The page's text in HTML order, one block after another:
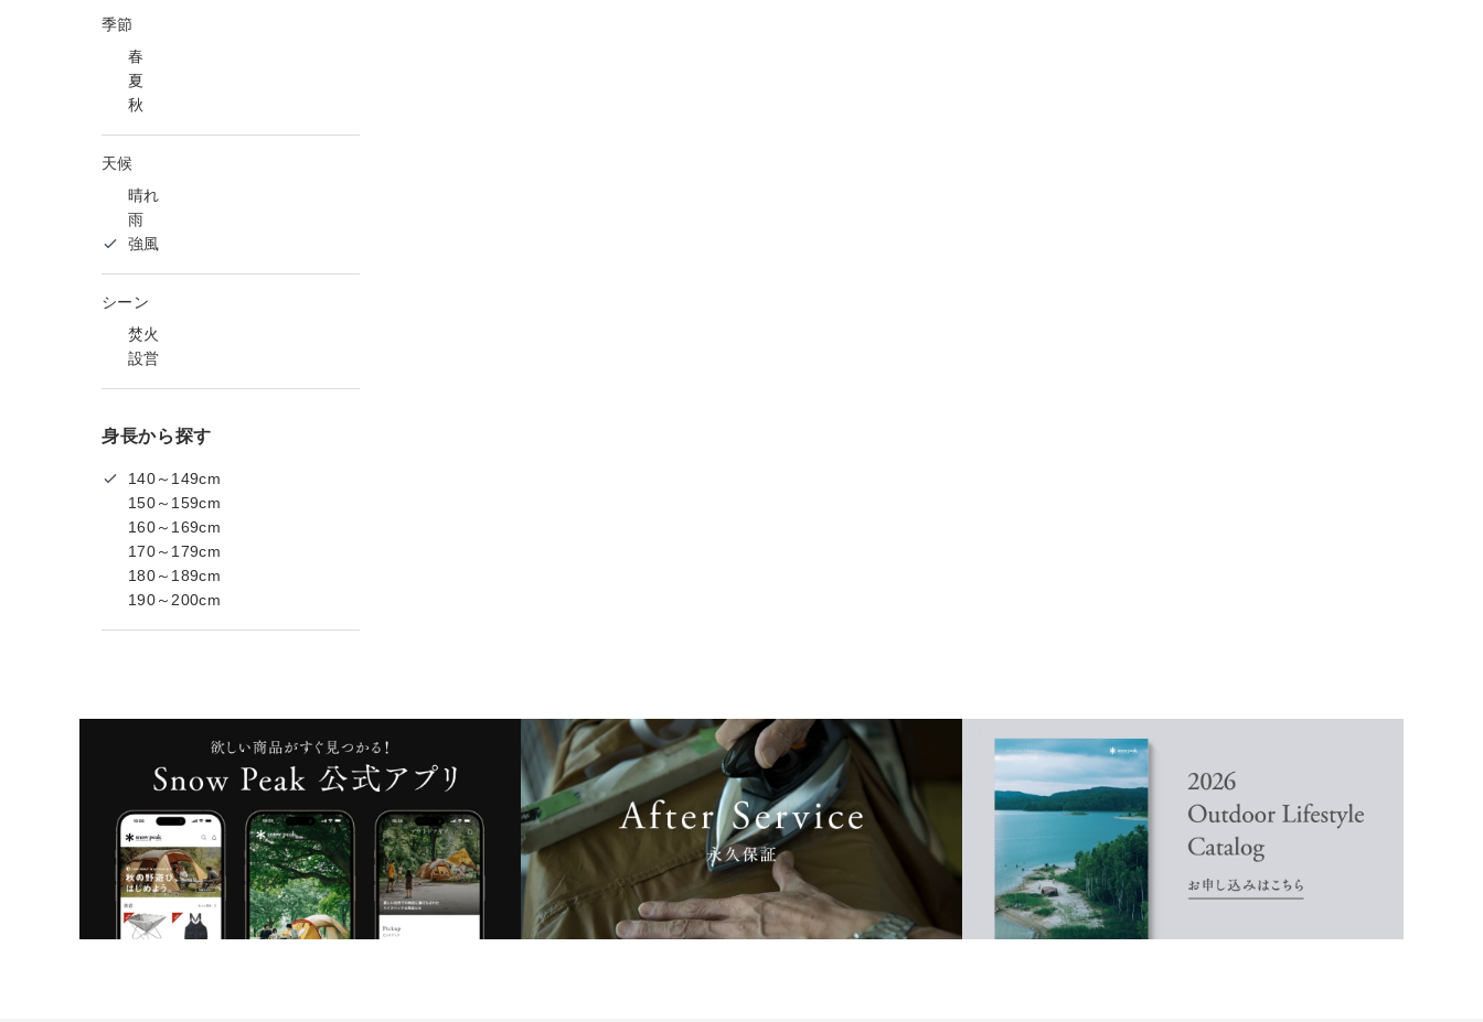
季節
春
夏
秋
天候
晴れ
雨
強風
シーン
焚火
設営
身長から探す
140～149cm
150～159cm
160～169cm
170～179cm
180～189cm
190～200cm